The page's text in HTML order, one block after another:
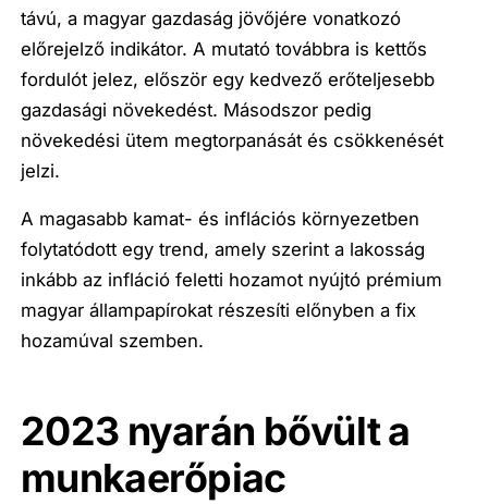
távú, a magyar gazdaság jövőjére vonatkozó
előrejelző indikátor. A mutató továbbra is kettős
fordulót jelez, először egy kedvező erőteljesebb
gazdasági növekedést. Másodszor pedig
növekedési ütem megtorpanását és csökkenését
jelzi.
A magasabb kamat- és inflációs környezetben
folytatódott egy trend, amely szerint a lakosság
inkább az infláció feletti hozamot nyújtó prémium
magyar állampapírokat részesíti előnyben a fix
hozamúval szemben.
2023 nyarán bővült a
munkaerőpiac